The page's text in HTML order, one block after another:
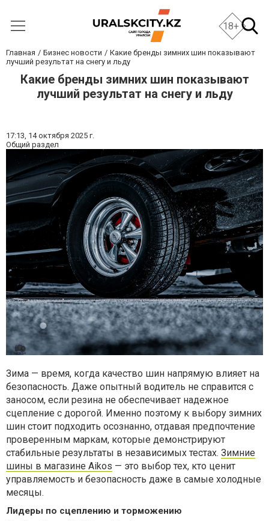
18+
Главная Бизнес новости
Какие бренды зимних шин показывают
лучший результат на снегу и льду
Какие бренды зимних шин показывают
лучший результат на снегу и льду
17:13, 14 октября 2025 г.
Общий раздел
Зима — время, когда качество шин напрямую влияет на
безопасность. Даже опытный водитель не справится с
заносом, если резина не обеспечивает надежное
сцепление с дорогой. Именно поэтому к выбору зимних
шин стоит подходить осознанно, отдавая предпочтение
проверенным маркам, которые демонстрируют
стабильные результаты в независимых тестах. Зимние
шины в магазине Aikos — это выбор тех, кто ценит
управляемость и безопасность даже в самые холодные
месяцы.
Лидеры по сцеплению и торможению